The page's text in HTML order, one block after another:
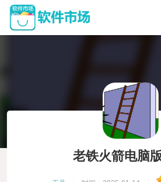
老铁火箭电脑